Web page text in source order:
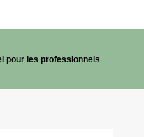
pour les professionnels